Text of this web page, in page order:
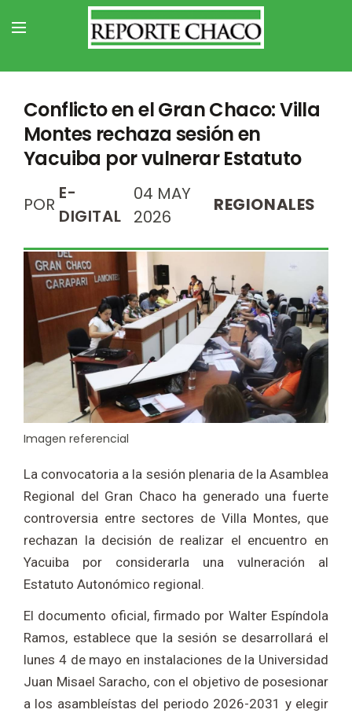
Conflicto en el Gran Chaco: Villa
Montes rechaza sesión en
Yacuiba por vulnerar Estatuto
POR
E-
DIGITAL
04 MAY
2026
REGIONALES
Imagen referencial
La convocatoria a la sesión plenaria de la Asamblea
Regional del Gran Chaco ha generado una fuerte
controversia entre sectores de Villa Montes, que
rechazan la decisión de realizar el encuentro en
Yacuiba por considerarla una vulneración al
Estatuto Autonómico regional.
El documento oficial, firmado por Walter Espíndola
Ramos, establece que la sesión se desarrollará el
lunes 4 de mayo en instalaciones de la Universidad
Juan Misael Saracho, con el objetivo de posesionar
a los asambleístas del periodo 2026-2031 y elegir